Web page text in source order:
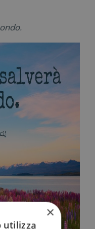
×
utilizza